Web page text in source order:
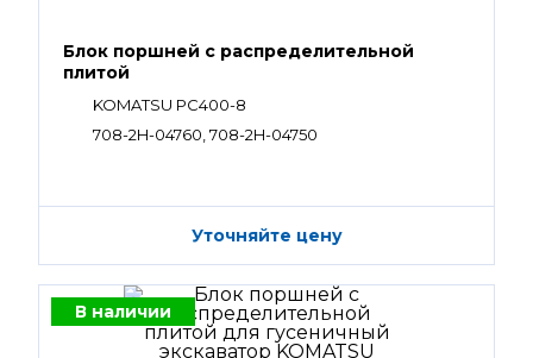
Блок поршней c распределительной
плитой
KOMATSU PC400-8
708-2H-04760, 708-2H-04750
Уточняйте цену
В наличии